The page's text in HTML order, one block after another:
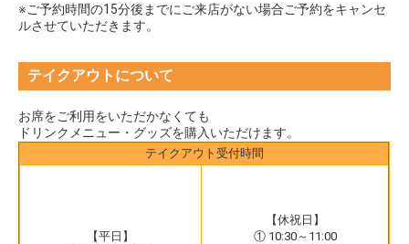
※ご予約時間の15分後までにご来店がない場合ご予約をキャンセ
ルさせていただきます。
テイクアウトについて
お席をご利用をいただかなくても
ドリンクメニュー・グッズを購入いただけます。
テイクアウト受付時間
【平日】
【休祝日】
① 10:30～11:00